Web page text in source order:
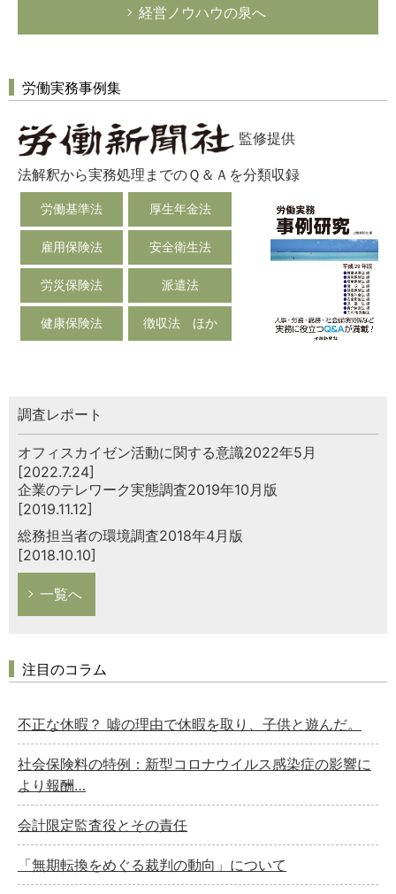
経営ノウハウの泉へ
労働実務事例集
監修提供
法解釈から実務処理までのＱ＆Ａを分類収録
労働基準法 厚生年金法
雇用保険法 安全衛生法
労災保険法 派遣法
健康保険法 徴収法 ほか
調査レポート
オフィスカイゼン活動に関する意識2022年5月
[2022.7.24]
企業のテレワーク実態調査2019年10月版
[2019.11.12]
総務担当者の環境調査2018年4月版
[2018.10.10]
一覧へ
注目のコラム
不正な休暇？ 嘘の理由で休暇を取り、子供と遊んだ。
社会保険料の特例：新型コロナウイルス感染症の影響に
より報酬…
会計限定監査役とその責任
「無期転換をめぐる裁判の動向」について